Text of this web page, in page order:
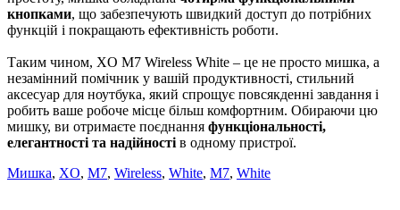
кнопками, що забезпечують швидкий доступ до потрібних
функцій і покращають ефективність роботи.
Таким чином, XO M7 Wireless White – це не просто мишка, а
незамінний помічник у вашій продуктивності, стильний
аксесуар для ноутбука, який спрощує повсякденні завдання і
робить ваше робоче місце більш комфортним. Обираючи цю
мишку, ви отримаєте поєднання функціональності,
елегантності та надійності в одному пристрої.
Мишка, XO, M7, Wireless, White, M7, White